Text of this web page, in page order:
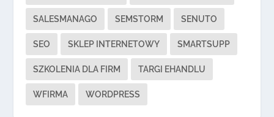
SALESMANAGO SEMSTORM SENUTO
SEO SKLEP INTERNETOWY SMARTSUPP
SZKOLENIA DLA FIRM TARGI EHANDLU
WFIRMA WORDPRESS